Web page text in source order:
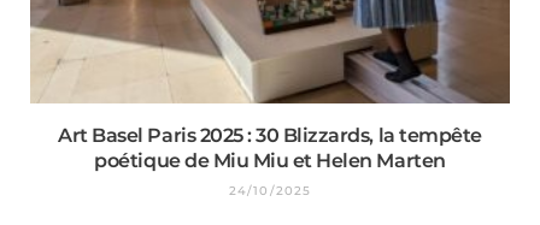
Art Basel Paris 2025 : 30 Blizzards, la tempête
poétique de Miu Miu et Helen Marten
24/10/2025